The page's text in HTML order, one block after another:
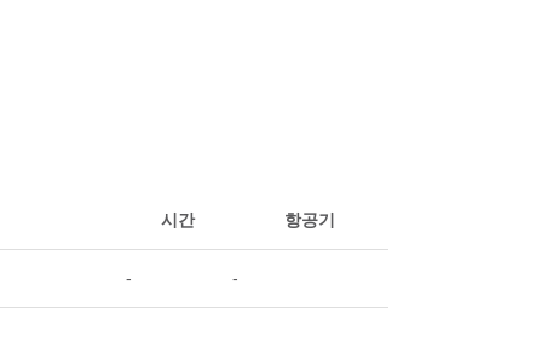
시간 항공기
- -